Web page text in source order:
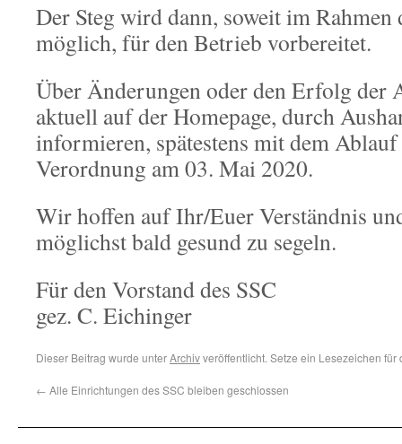
Der Steg wird dann, soweit im
möglich, für den Betrieb vorbereitet.
Über Änderungen oder den Erfolg der
aktuell auf der Homepage, durch
informieren, spätestens mit dem
Verordnung am 03. Mai 2020.
Wir hoffen auf Ihr/Euer Verständnis
möglichst bald gesund zu segeln.
Für den Vorstand des SSC
gez. C. Eichinger
Dieser Beitrag wurde unterArchivveröffentlicht. Setze ein Lesezeichen für
← Alle Einrichtungen des SSC bleiben geschlossen